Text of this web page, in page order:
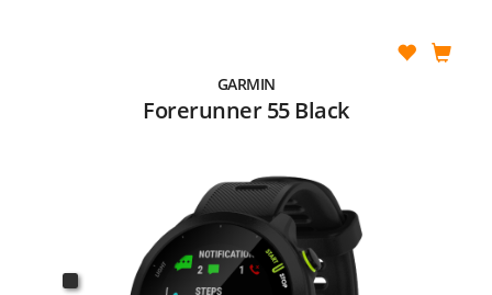
GARMIN
Forerunner 55 Black